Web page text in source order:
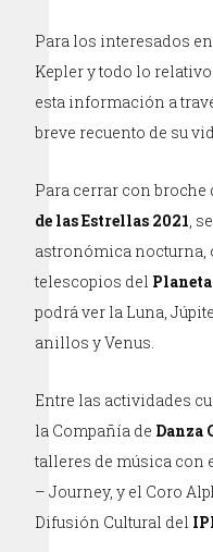
Para los interesados
Kepler y todo lo
esta información a
breve recuento de su
Para cerrar con
de las Estrellas 2021,
astronómica nocturna,
telescopios del
podrá ver la Luna,
anillos y Venus.
Entre las actividades
la Compañía de Danza
talleres de música con
– Journey, y el Coro
Difusión Cultural del